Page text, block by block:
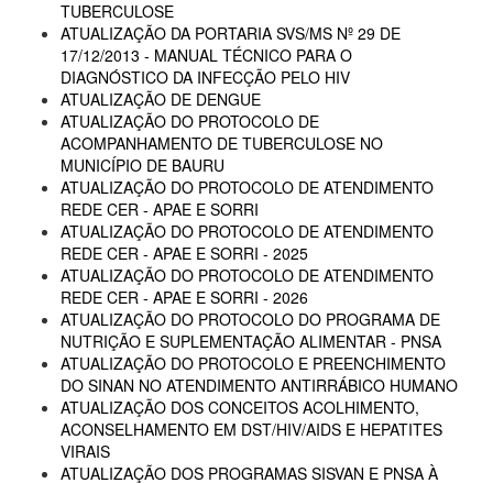
TUBERCULOSE
ATUALIZAÇÃO DA PORTARIA SVS/MS Nº 29 DE
17/12/2013 - MANUAL TÉCNICO PARA O
DIAGNÓSTICO DA INFECÇÃO PELO HIV
ATUALIZAÇÃO DE DENGUE
ATUALIZAÇÃO DO PROTOCOLO DE
ACOMPANHAMENTO DE TUBERCULOSE NO
MUNICÍPIO DE BAURU
ATUALIZAÇÃO DO PROTOCOLO DE ATENDIMENTO
REDE CER - APAE E SORRI
ATUALIZAÇÃO DO PROTOCOLO DE ATENDIMENTO
REDE CER - APAE E SORRI - 2025
ATUALIZAÇÃO DO PROTOCOLO DE ATENDIMENTO
REDE CER - APAE E SORRI - 2026
ATUALIZAÇÃO DO PROTOCOLO DO PROGRAMA DE
NUTRIÇÃO E SUPLEMENTAÇÃO ALIMENTAR - PNSA
ATUALIZAÇÃO DO PROTOCOLO E PREENCHIMENTO
DO SINAN NO ATENDIMENTO ANTIRRÁBICO HUMANO
ATUALIZAÇÃO DOS CONCEITOS ACOLHIMENTO,
ACONSELHAMENTO EM DST/HIV/AIDS E HEPATITES
VIRAIS
ATUALIZAÇÃO DOS PROGRAMAS SISVAN E PNSA À